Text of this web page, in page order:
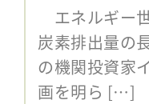
エネルギー
炭素排出量の
の機関投資家
画を明ら […]